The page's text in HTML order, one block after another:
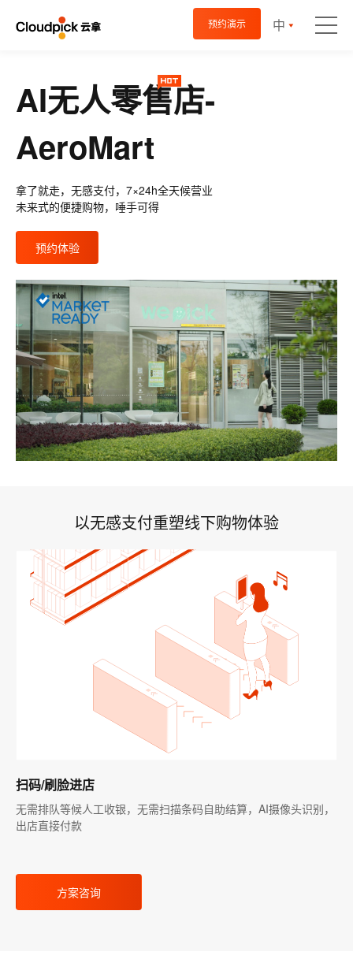
预约演示 中
AI无人零售店-
AeroMart
拿了就走，无感支付，7×24h全天候营业
未来式的便捷购物，唾手可得
预约体验
以无感支付重塑线下购物体验
扫码/刷脸进店
无需排队等候人工收银，无需扫描条码自助结算，AI摄像头识别，
出店直接付款
方案咨询